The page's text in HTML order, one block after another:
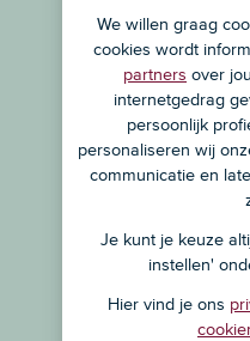
We willen graag
cookies wordt
partners over
internetgedrag
persoonlijk
personaliseren wij
communicatie en
Je kunt je keuze
instellen'
Hier vind je ons